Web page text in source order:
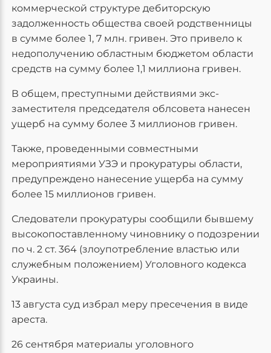
коммерческой структуре дебиторскую
задолженность общества своей родственницы
в сумме более 1, 7 млн. гривен. Это привело к
недополучению областным бюджетом области
средств на сумму более 1,1 миллиона гривен.
В общем, преступными действиями экс-
заместителя председателя облсовета нанесен
ущерб на сумму более 3 миллионов гривен.
Также, проведенными совместными
мероприятиями УЗЭ и прокуратуры области,
предупреждено нанесение ущерба на сумму
более 15 миллионов гривен.
Следователи прокуратуры сообщили бывшему
высокопоставленному чиновнику о подозрении
по ч. 2 ст. 364 (злоупотребление властью или
служебным положением) Уголовного кодекса
Украины.
13 августа суд избрал меру пресечения в виде
ареста.
26 сентября материалы уголовного